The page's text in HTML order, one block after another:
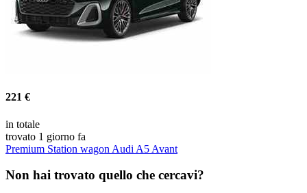
221 €
in totale
trovato 1 giorno fa
Premium Station wagon Audi A5 Avant
Non hai trovato quello che cercavi?